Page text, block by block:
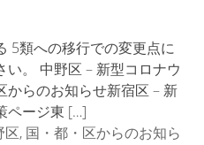
5類への移行での変更点に
。 中野区 – 新型コロナウ
からのお知らせ新宿区 – 新
ページ東 […]
区, 国・都・区からのお知ら